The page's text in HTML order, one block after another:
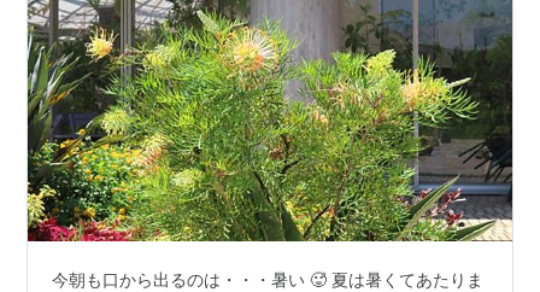
今朝も口から出るのは・・・暑い 🥵 夏は暑くてあたりま